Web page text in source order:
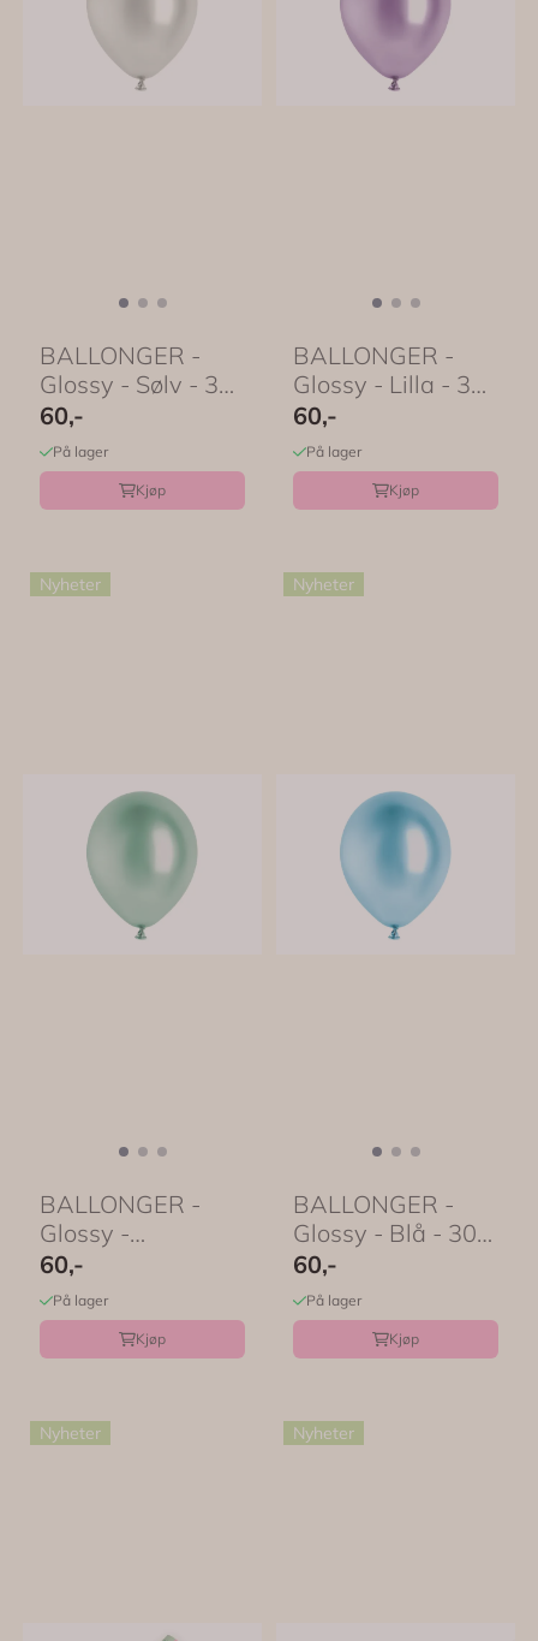
BALLONGER -
Glossy - Sølv - 30
cm - 10 pk -
PartyDeco
60,-
På lager
Kjøp
BALLONGER -
Glossy - Lilla - 30
cm - 10 pk -
PartyDeco
60,-
På lager
Kjøp
Nyheter
BALLONGER -
Glossy -
Flaskegrønn - 30
cm - 10 pk - ...
60,-
På lager
Kjøp
Nyheter
BALLONGER -
Glossy - Blå - 30
cm - 10 pk -
PartyDeco
60,-
På lager
Kjøp
Nyheter Nyheter